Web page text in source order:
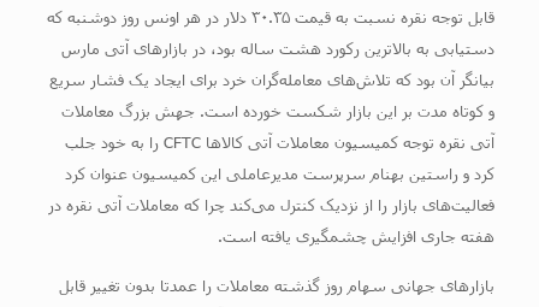
قابل توجه نقره نسبت به قیمت ۳۰.۳۵ دلار در هر اونس روز دوشنبه که
دستیابی به بالاترین رکورد هشت ساله بود، در بازارهای آتی مارس
بیانگر آن بود که تلاش‌های معامله‌گران خرد برای ایجاد یک فشار سریع
و کوتاه مدت بر این بازار شکست خورده است. جهش بزرگ معاملات
آتی نقره توجه کمیسیون معاملات آتی کالاها CFTC را به خود جلب
کرد و راستین بهنام سرپرست مدیرعاملی این کمیسیون عنوان کرد
فعالیت‌های بازار را از نزدیک کنترل می‌کند چرا که معاملات آتی نقره در
هفته جاری افزایش چشمگیری یافته است.
بازارهای جهانی سهام روز گذشته معاملات را عمدتا بدون تغییر قابل